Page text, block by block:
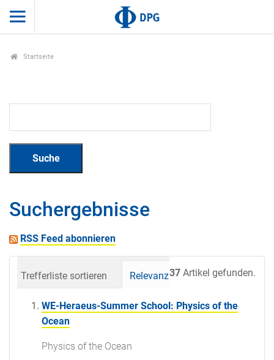
Startseite
Suchergebnisse
RSS Feed abonnieren
37 Artikel gefunden.
Trefferliste sortieren Relevanz Datum
WE-Heraeus-Summer School: Physics of the
Ocean
Physics of the Ocean